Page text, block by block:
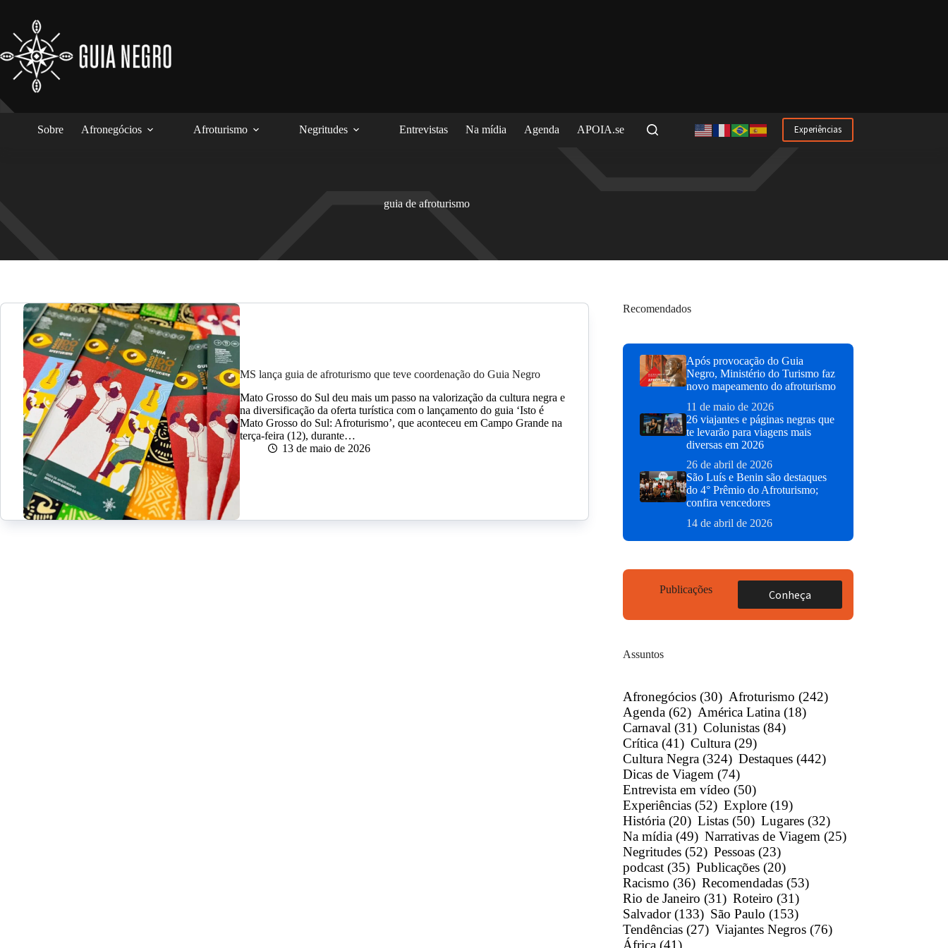
conteúdo
Sobre Afronegócios Afroturismo Negritudes Entrevistas Na mídia Agenda APOIA.se Experiências
guia de afroturismo
MS lança guia de afroturismo que teve coordenação do Guia Negro
Mato Grosso do Sul deu mais um passo na valorização da cultura negra e
na diversificação da oferta turística com o lançamento do guia ‘Isto é
Mato Grosso do Sul: Afroturismo’, que aconteceu em Campo Grande na
terça-feira (12), durante…
13 de maio de 2026
Recomendados
Após provocação do Guia
Negro, Ministério do Turismo faz
novo mapeamento do afroturismo
11 de maio de 2026
26 viajantes e páginas negras que
te levarão para viagens mais
diversas em 2026
26 de abril de 2026
São Luís e Benin são destaques
do 4° Prêmio do Afroturismo;
confira vencedores
14 de abril de 2026
Publicações Conheça
Assuntos
Afronegócios (30) Afroturismo (242)
Agenda (62) América Latina (18)
Carnaval (31) Colunistas (84)
Crítica (41) Cultura (29)
Cultura Negra (324) Destaques (442)
Dicas de Viagem (74)
Entrevista em vídeo (50)
Experiências (52) Explore (19)
História (20) Listas (50) Lugares (32)
Na mídia (49) Narrativas de Viagem (25)
Negritudes (52) Pessoas (23)
podcast (35) Publicações (20)
Racismo (36) Recomendadas (53)
Rio de Janeiro (31) Roteiro (31)
Salvador (133) São Paulo (153)
Tendências (27) Viajantes Negros (76)
África (41)